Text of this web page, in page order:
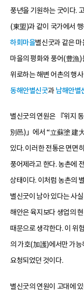
풍년을 기원하는 굿이다.
(東盟)과 같이 국가에서
하회마을별신굿과 같은 마
마을의 평화와 풍어(豊漁)
위로하는 해변 어촌의 행
동해안별신굿과남해안별
별신굿의 연원은 『위지
別邑)」에서 “立蘇塗 建
있다. 이러한 전통은 면면
풍어제라고 한다. 농촌에
상태이다. 이처럼 농촌의
별신굿이 남아 있다는 사
해안은 육지보다 생업의
때문으로 생각한다. 이 위
의 가호(加護)에서만 가능
요청되었던 것이다.
별신굿의 연원이 고대에